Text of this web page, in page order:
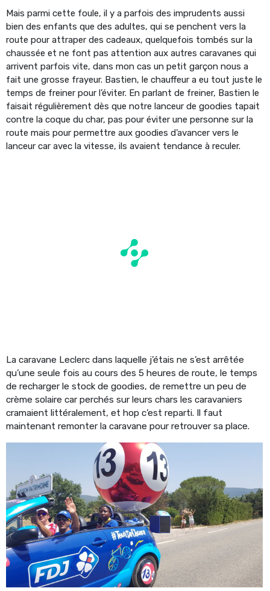
Mais parmi cette foule, il y a parfois des imprudents aussi
bien des enfants que des adultes, qui se penchent vers la
route pour attraper des cadeaux, quelquefois tombés sur la
chaussée et ne font pas attention aux autres caravanes qui
arrivent parfois vite, dans mon cas un petit garçon nous a
fait une grosse frayeur. Bastien, le chauffeur a eu tout juste le
temps de freiner pour l’éviter. En parlant de freiner, Bastien le
faisait régulièrement dès que notre lanceur de goodies tapait
contre la coque du char, pas pour éviter une personne sur la
route mais pour permettre aux goodies d’avancer vers le
lanceur car avec la vitesse, ils avaient tendance à reculer.
La caravane Leclerc dans laquelle j’étais ne s’est arrêtée
qu’une seule fois au cours des 5 heures de route, le temps
de recharger le stock de goodies, de remettre un peu de
crème solaire car perchés sur leurs chars les caravaniers
cramaient littéralement, et hop c’est reparti. Il faut
maintenant remonter la caravane pour retrouver sa place.